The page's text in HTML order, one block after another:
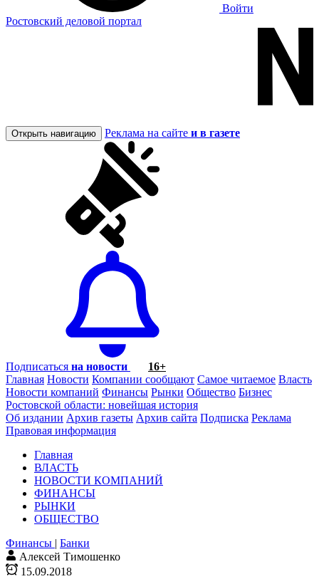
Войти
Ростовский деловой портал
Открыть навигацию Реклама на сайте и в газете
Подписаться на новости
16+
Главная Новости Компании сообщают Самое читаемое Власть
Новости компаний Финансы Рынки Общество Бизнес
Ростовской области: новейшая история
Об издании Архив газеты Архив сайта Подписка Реклама
Правовая информация
Главная
ВЛАСТЬ
НОВОСТИ КОМПАНИЙ
ФИНАНСЫ
РЫНКИ
ОБЩЕСТВО
Финансы | Банки
Алексей Тимошенко
15.09.2018